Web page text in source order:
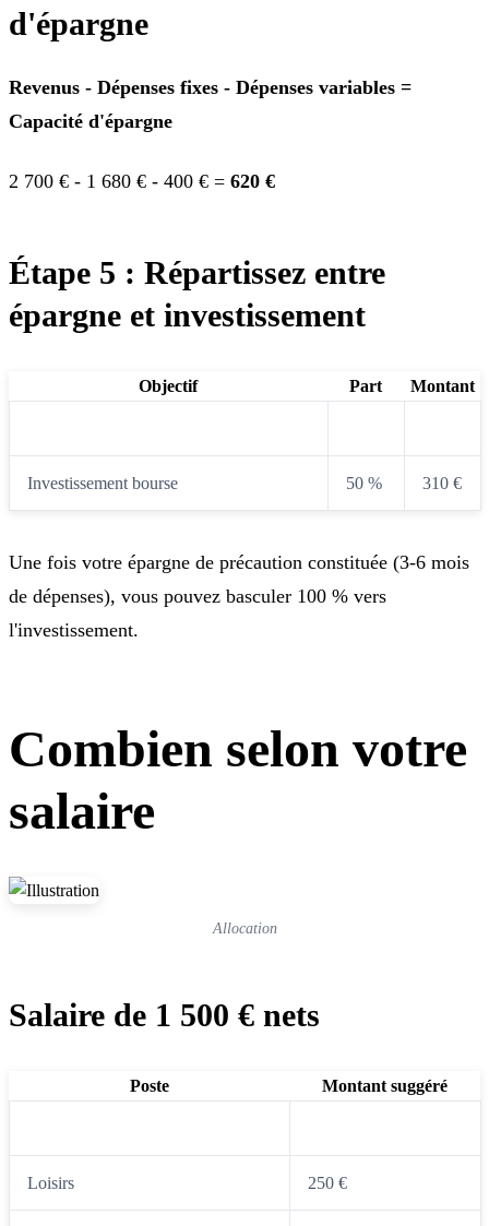
d'épargne
Revenus - Dépenses fixes - Dépenses variables =
Capacité d'épargne
2 700 € - 1 680 € - 400 € = 620 €
Étape 5 : Répartissez entre
épargne et investissement
Objectif Part Montant
Investissement bourse 50 % 310 €
Une fois votre épargne de précaution constituée (3-6 mois
de dépenses), vous pouvez basculer 100 % vers
l'investissement.
Combien selon votre
salaire
Allocation
Salaire de 1 500 € nets
Poste Montant suggéré
Loisirs 250 €